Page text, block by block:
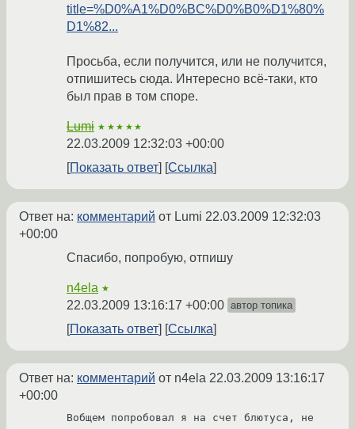
title=%D0%A1%D0%BC%D0%B0%D1%80%
D1%82...
Просьба, если получится, или не получится,
отпишитесь сюда. Интересно всё-таки, кто
был прав в том споре.
Lumi ★★★★★
22.03.2009 12:32:03 +00:00
Показать ответ
Ссылка
Ответ на: комментарий от Lumi 22.03.2009 12:32:03
+00:00
Спасибо, попробую, отпишу
n4ela ★
22.03.2009 13:16:17 +00:00 автор топика
Показать ответ Ссылка
Ответ на: комментарий от n4ela 22.03.2009 13:16:17
+00:00
Вобщем попробовал я на счет блютуса, не